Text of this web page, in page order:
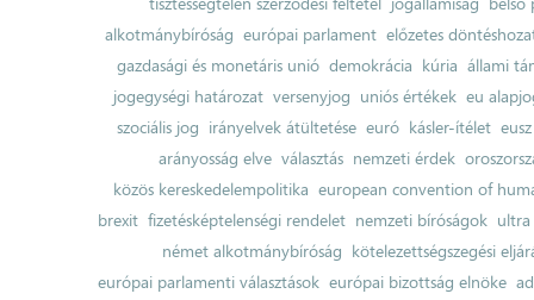
alkotmánybíróság európai parlament előzetes
gazdasági és monetáris unió demokrácia kúria állami
jogegységi határozat versenyjog uniós értékek eu
szociális jog irányelvek átültetése euró kásler-ítélet
arányosság elve választás nemzeti érdek
közös kereskedelempolitika european convention of
brexit fizetésképtelenségi rendelet nemzeti bíróságok ultra
német alkotmánybíróság kötelezettségszegési
európai parlamenti választások európai bizottság elnöke